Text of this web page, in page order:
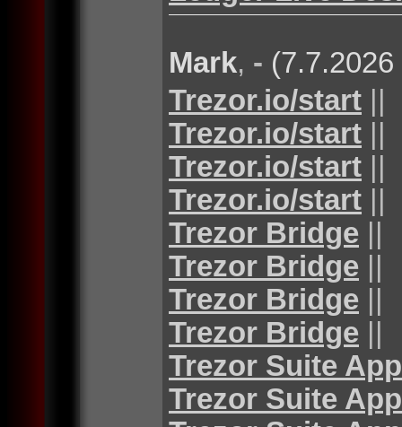
Mark, -
Trezor.io/start ||
Trezor.io/start ||
Trezor.io/start ||
Trezor.io/start ||
Trezor Bridge ||
Trezor Bridge ||
Trezor Bridge ||
Trezor Bridge ||
Trezor Suite App
Trezor Suite App